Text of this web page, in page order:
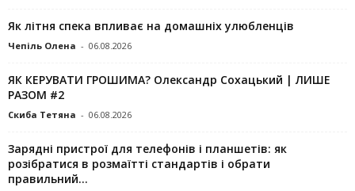
Як літня спека впливає на домашніх улюбленців
Чепіль Олена - 06.08.2026
ЯК КЕРУВАТИ ГРОШИМА? Олександр Сохацький | ЛИШЕ
РАЗОМ #2
Скиба Тетяна - 06.08.2026
Зарядні пристрої для телефонів і планшетів: як
розібратися в розмаїтті стандартів і обрати
правильний...